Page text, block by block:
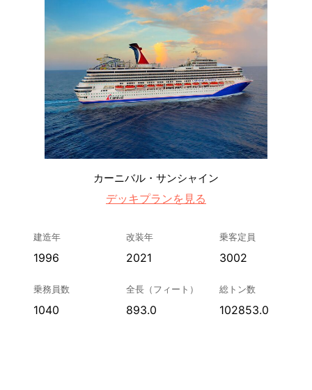
カーニバル・サンシャイン
デッキプランを見る
建造年
1996
改装年
2021
乗客定員
3002
乗務員数
1040
全長（フィート）
893.0
総トン数
102853.0